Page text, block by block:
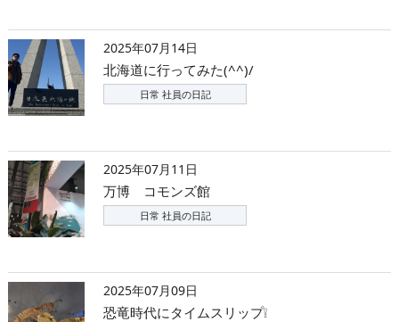
2025年07月14日
北海道に行ってみた(^^)/
日常 社員の日記
2025年07月11日
万博 コモンズ館
日常 社員の日記
2025年07月09日
恐竜時代にタイムスリップ❕